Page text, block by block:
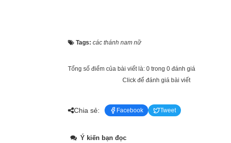
Tags: các thánh nam nữ
Tổng số điểm của bài viết là: 0 trong 0 đánh giá
Click để đánh giá bài viết
Chia sẻ: Facebook Tweet
Ý kiến bạn đọc